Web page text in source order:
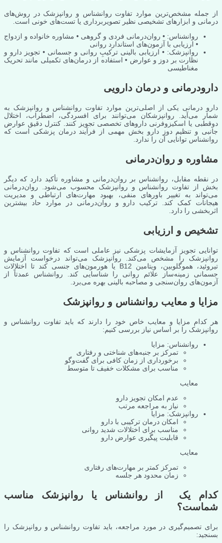
از جمله مشخص‌ترین موارد تفاوت روانشناس و روانپزشک در روش‌های
درمانی و ابزارهای تشخیصی نظیر تصویربرداری یا تست‌های خونی است.
روانشناس: • روان‌درمانی فردی و گروهی • مشاوره خانواده و ازدواج
• ارزیابی با آزمون‌های استاندارد روانی
روانپزشک: • ارزیابی بالینی ترکیبِ روانی و جسمانی • تجویز دارو و
نظارت بر دوز و عوارض • استفاده از درمان‌های تکمیلی مانند تحریک
مغناطیسی
دارودرمانی و درمان دارویی
دارو درمانی یکی از اصلی‌ترین موارد تفاوت روانشناس و روانپزشک به
شمار می‌آید. روانپزشکان می‌توانند برای افسردگی، اضطراب، اختلال
دوقطبی یا اسکیزوفرنی داروهای تخصصی تجویز کنند. کنترل دقیق عوارض
جانبی و تنظیم دوز دارو بخش مهمی از فرآیند درمان پزشکی است که
روانشناس توانایی آن را ندارد.
مشاوره و روان‌درمانی
در نقطه مقابل، روانشناس بر روان‌درمانی و مشاوره تأکید دارد که دیگر
بخش از تفاوت روانشناس و روانپزشک محسوب می‌شود. روان‌درمانی
می‌تواند به تغییر باورهای منفی، بهبود مهارت‌های ارتباطی و مدیریت
هیجانات کمک کند. ترکیب دارو و روان‌درمانی در موارد حاد بیشترین
اثربخشی را دارد.
تشخیص و ارزیابی
توانایی تجویز آزمایشات پزشکی نیز عاملی است که تفاوت روانشناس و
روانپزشک را مشخص می‌کند. روانپزشک می‌تواند درخواست آزمایش
تیروئید، هموگلوبین، ویتامین B12 یا هورمون‌های جنسی کند تا اختلالات
جسمانی زمینه‌ساز علائم روانی را شناسایی کند. روانشناس عمدتاً از
آزمون‌های روان‌سنجی و مصاحبه بالینی بهره می‌برد.
مزایا و معایب روانشناس و روانپزشک
هر کدام مزایا و معایب خاص خود را دارند که باید تفاوت روانشناس و
روانپزشک را بر اساس نیاز بررسی کنیم:
روانشناس: مزایا
تمرکز بر جنبه‌های شناختی و رفتاری
برخورداری از زمان کافی برای گفت‌وگو
مناسب برای مشکلات خفیف تا متوسط
معایب
عدم امکان تجویز دارو
نیاز به مراجعه مرتب
روانپزشک: مزایا
امکان درمان ترکیبی با دارو
مناسب برای اختلالات شدید روانی
قابلیت پیگیری عوارض دارو
معایب
تمرکز کمتر بر مهارت‌های رفتاری
زمان محدود هر جلسه
کدام یک از روانشناس یا روانپزشک مناسب
شماست؟
برای تصمیم‌گیری در مورد مراجعه، باید تفاوت روانشناس و روانپزشک را
بسنجید: